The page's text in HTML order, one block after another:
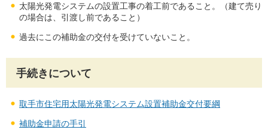
太陽光発電システムの設置工事の着工前であること。（建て売り
の場合は、引渡し前であること）
過去にこの補助金の交付を受けていないこと。
手続きについて
取手市住宅用太陽光発電システム設置補助金交付要綱
補助金申請の手引